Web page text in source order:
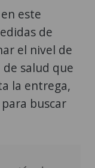
este
de
el nivel de
salud que
la entrega,
buscar